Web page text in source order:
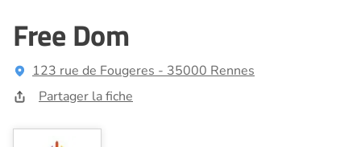
Free Dom
123 rue de Fougeres - 35000 Rennes
Partager la fiche